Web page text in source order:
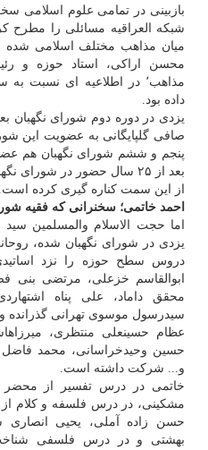
بازبینی در تمامی علوم اسلامی
شبکه العراقیه مسائلی را مطرح
میان مذاهب مختلف اسلامی شده
محسن اراکی، استاد حوزه و
مذاهب٬ در اطلاعیه ای
داده بود.
یزدی در دوره دوم شورای نگهبان
صافی گلپایگانی به عضویت این
پنجم و ششم شورای نگهبان هم عضو
بعد از ۲۵ سال حضور در
از این سمت کناره گیری کرده است.
احمد خاتمی؛ سخنرانی که فقیه
اما حجت الاسلام والمسلمین
دروس سطح حوزه را نزد
ابوالقاسم خزعلی، مرتضی بنی
محقق داماد، علی پناه
سیدرسول موسوی تهرانی گذرانده
عظام حسینعلی منتظری،
حسین وحیدخراسانی، محمد فاضل
و... شرکت داشته است.
خاتمی در درس تفسیر از محضر
مشکینی، در درس فلسفه و کلام از
حسن زاده آملی، یحیی انصاری
بهشتی و در درس فلسفی